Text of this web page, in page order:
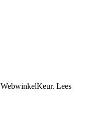
WebwinkelKeur. Lees